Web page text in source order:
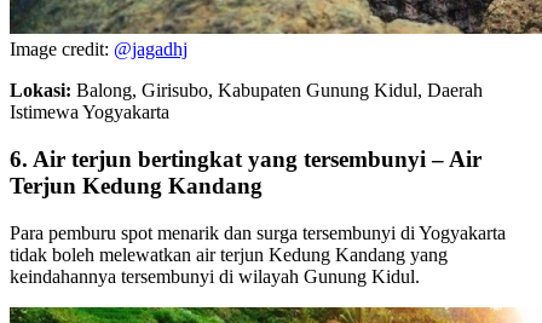
Image credit: @jagadhj
Lokasi: Balong, Girisubo, Kabupaten Gunung Kidul, Daerah
Istimewa Yogyakarta
6. Air terjun bertingkat yang tersembunyi – Air
Terjun Kedung Kandang
Para pemburu spot menarik dan surga tersembunyi di Yogyakarta
tidak boleh melewatkan air terjun Kedung Kandang yang
keindahannya tersembunyi di wilayah Gunung Kidul.